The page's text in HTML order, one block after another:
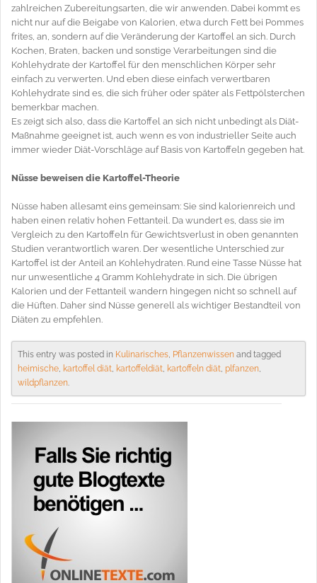
zahlreichen Zubereitungsarten, die wir anwenden. Dabei kommt es
nicht nur auf die Beigabe von Kalorien, etwa durch Fett bei Pommes
frites, an, sondern auf die Veränderung der Kartoffel an sich. Durch
Kochen, Braten, backen und sonstige Verarbeitungen sind die
Kohlehydrate der Kartoffel für den menschlichen Körper sehr
einfach zu verwerten. Und eben diese einfach verwertbaren
Kohlehydrate sind es, die sich früher oder später als Fettpölsterchen
bemerkbar machen.
Es zeigt sich also, dass die Kartoffel an sich nicht unbedingt als Diät-
Maßnahme geeignet ist, auch wenn es von industrieller Seite auch
immer wieder Diät-Vorschläge auf Basis von Kartoffeln gegeben hat.
Nüsse beweisen die Kartoffel-Theorie
Nüsse haben allesamt eins gemeinsam: Sie sind kalorienreich und
haben einen relativ hohen Fettanteil. Da wundert es, dass sie im
Vergleich zu den Kartoffeln für Gewichtsverlust in oben genannten
Studien verantwortlich waren. Der wesentliche Unterschied zur
Kartoffel ist der Anteil an Kohlehydraten. Rund eine Tasse Nüsse hat
nur unwesentliche 4 Gramm Kohlehydrate in sich. Die übrigen
Kalorien und der Fettanteil wandern hingegen nicht so schnell auf
die Hüften. Daher sind Nüsse generell als wichtiger Bestandteil von
Diäten zu empfehlen.
This entry was posted in Kulinarisches, Pflanzenwissen and tagged
heimische, kartoffel diät, kartoffeldiät, kartoffeln diät, plfanzen,
wildpflanzen.